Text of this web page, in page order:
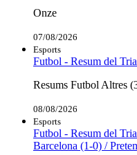
Onze
07/08/2026
Esports
Futbol - Resum del
Resums Futbol Altres
08/08/2026
Esports
Futbol - Resum del
Barcelona (1-0) /